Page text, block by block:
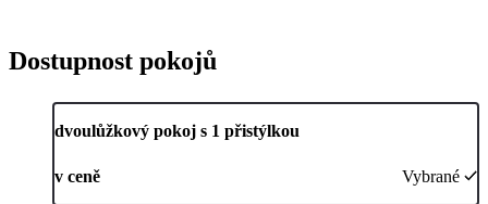
Dostupnost pokojů
dvoulůžkový pokoj s 1 přistýlkou
v ceně Vybrané